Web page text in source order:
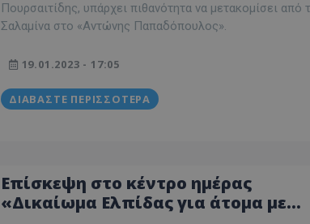
Πουρσαιτίδης, υπάρχει πιθανότητα να μετακομίσει από
Σαλαμίνα στο «Αντώνης Παπαδόπουλος».
19.01.2023 - 17:05
ΔΙΑΒΆΣΤΕ ΠΕΡΙΣΣΌΤΕΡΑ
Επίσκεψη στο κέντρο ημέρας
«Δικαίωμα Ελπίδας για άτομα με